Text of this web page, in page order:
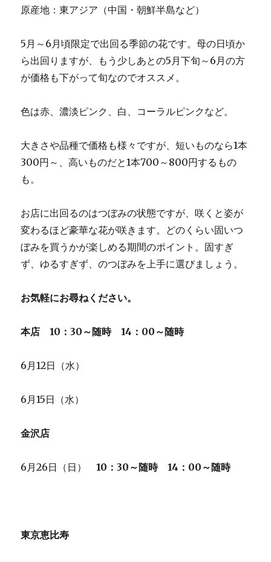
原産地：東アジア（中国・朝鮮半島など）
5月～6月頃限定で出回る季節の花です。母の日頃か
ら出回りますが、もう少しあとの5月下旬～6月の方
が価格も下がって旬なのでオススメ。
色は赤、濃淡ピンク、白、コーラルピンクなど。
大きさや品種で価格も様々ですが、短いものなら1本
300円～、高いものだと1本700～800円するもの
も。
お店に出回るのはつぼみの状態ですが、咲くと姿が
変わるほど豪華な花が咲きます。どのくらい固いつ
ぼみを買うかが楽しめる期間のポイント。固すぎ
ず、ゆるすぎず、のつぼみを上手に選びましょう。
お気軽にお尋ねください。
本店 10：30～随時 14：00～随時
6月12日（水）
6月15日（水）
金沢店
6月26日（日）10：30～随時 14：00～随時
東京恵比寿